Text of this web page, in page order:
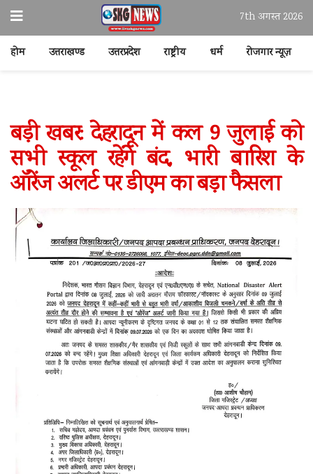
7th अगस्त 2026
होम उत्तराखण्ड उत्तरप्रदेश राष्ट्रीय धर्म रोजगार न्यूज़
बड़ी खबर: देहरादून में कल 9 जुलाई को
सभी स्कूल रहेंगे बंद, भारी बारिश के
ऑरेंज अलर्ट पर डीएम का बड़ा फैसला